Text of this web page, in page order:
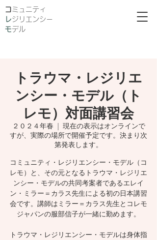
​ミュニティ
レジリエンシー
モデル
トラウマ・レジリエ
ンシー・モデル（ト
レモ）対面講習会
２０２４年春
  |
現在の表示はオンラインで
すが、実際の場所で開催予定です。決まり次
第発表します。
コミュニティ・レジリエンシー・モデル（コ
レモ）と、その元となるトラウマ・レジリエ
ンシー・モデルの共同考案者であるエレイ
ン・ミラー＝カラス先生による初の日本講習
会です。講師はミラー＝カラス先生とコレモ
ジャパンの服部信子が一緒に勤めます。
トラウマ・レジリエンシー・モデルは身体指